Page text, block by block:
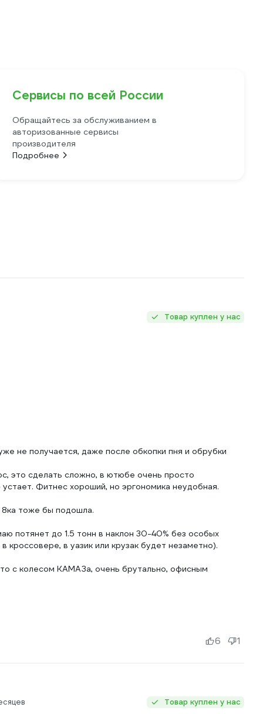
Сервисы по всей России
Обращайтесь за обслуживанием в
авторизованные сервисы
производителя
Подробнее
Товар куплен у нас
не получается, даже после обкопки пня и обрубки
это сделать сложно, в ютюбе очень просто
Фитнес хороший, но эргономика неудобная.
тоже бы подошла.
потянет до 1.5 тонн в наклон 30-40% без особых
в уазик или крузак будет незаметно).
с колесом КАМАЗа, очень брутально, офисным
6 1
Товар куплен у нас